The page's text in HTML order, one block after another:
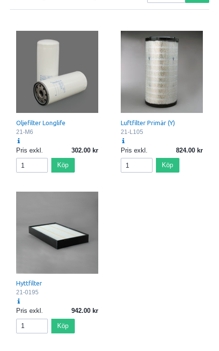
Oljefilter Longlife
21-M6
Pris exkl. 302.00
Köp
Luftfilter Primär (Y)
21-L105
Pris exkl. 824.00
Köp
Hyttfilter
21-0195
Pris exkl. 942.00
Köp